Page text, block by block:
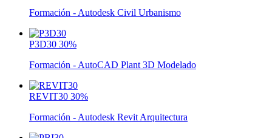
Formación - Autodesk Civil Urbanismo
P3D30 30%
Formación - AutoCAD Plant 3D Modelado
REVIT30 30%
Formación - Autodesk Revit Arquitectura